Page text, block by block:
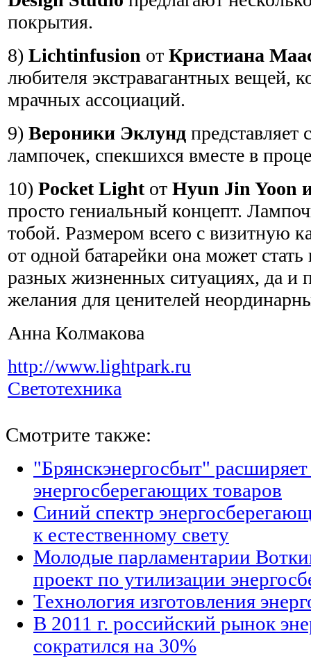
покрытия.
8) Lichtinfusion от Кристиана
любителя экстравагантных вещей,
мрачных ассоциаций.
9) Вероники Эклунд представляет
лампочек, спекшихся вместе в
10) Pocket Light от Hyun Jin Yoon
просто гениальный концепт.
тобой. Размером всего с визитную
от одной батарейки она может
разных жизненных ситуациях, да и
желания для ценителей
Анна Колмакова
http://www.lightpark.ru
Светотехника
Смотрите также:
"Брянскэнергосбыт"
энергосберегающих товаров
Синий спектр
к естественному свету
Молодые парламентарии
проект по утилизации
Технология изготовления
В 2011 г. российский рынок
сократился на 30%